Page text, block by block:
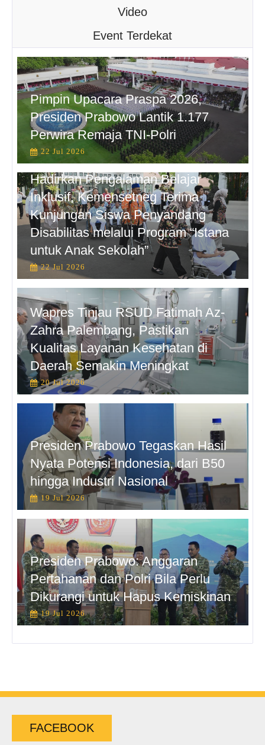
Video
Event Terdekat
Pimpin Upacara Praspa 2026,
Presiden Prabowo Lantik 1.177
Perwira Remaja TNI-Polri
22 Jul 2026
Hadirkan Pengalaman Belajar
Inklusif, Kemensetneg Terima
Kunjungan Siswa Penyandang
Disabilitas melalui Program “Istana
untuk Anak Sekolah”
22 Jul 2026
Wapres Tinjau RSUD Fatimah Az-
Zahra Palembang, Pastikan
Kualitas Layanan Kesehatan di
Daerah Semakin Meningkat
20 Jul 2026
Presiden Prabowo Tegaskan Hasil
Nyata Potensi Indonesia, dari B50
hingga Industri Nasional
19 Jul 2026
Presiden Prabowo: Anggaran
Pertahanan dan Polri Bila Perlu
Dikurangi untuk Hapus Kemiskinan
19 Jul 2026
FACEBOOK